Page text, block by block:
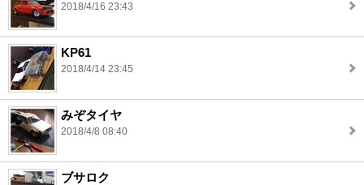
2018/4/16 23:43
KP61
2018/4/14 23:45
みぞタイヤ
2018/4/8 08:40
ブサロク